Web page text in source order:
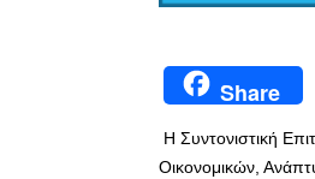
Share
Η Συντονιστική
Οικονομικών,